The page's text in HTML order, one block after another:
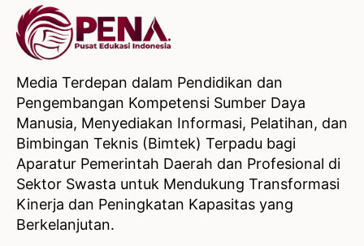
Media Terdepan dalam Pendidikan dan
Pengembangan Kompetensi Sumber Daya
Manusia, Menyediakan Informasi, Pelatihan, dan
Bimbingan Teknis (Bimtek) Terpadu bagi
Aparatur Pemerintah Daerah dan Profesional di
Sektor Swasta untuk Mendukung Transformasi
Kinerja dan Peningkatan Kapasitas yang
Berkelanjutan.